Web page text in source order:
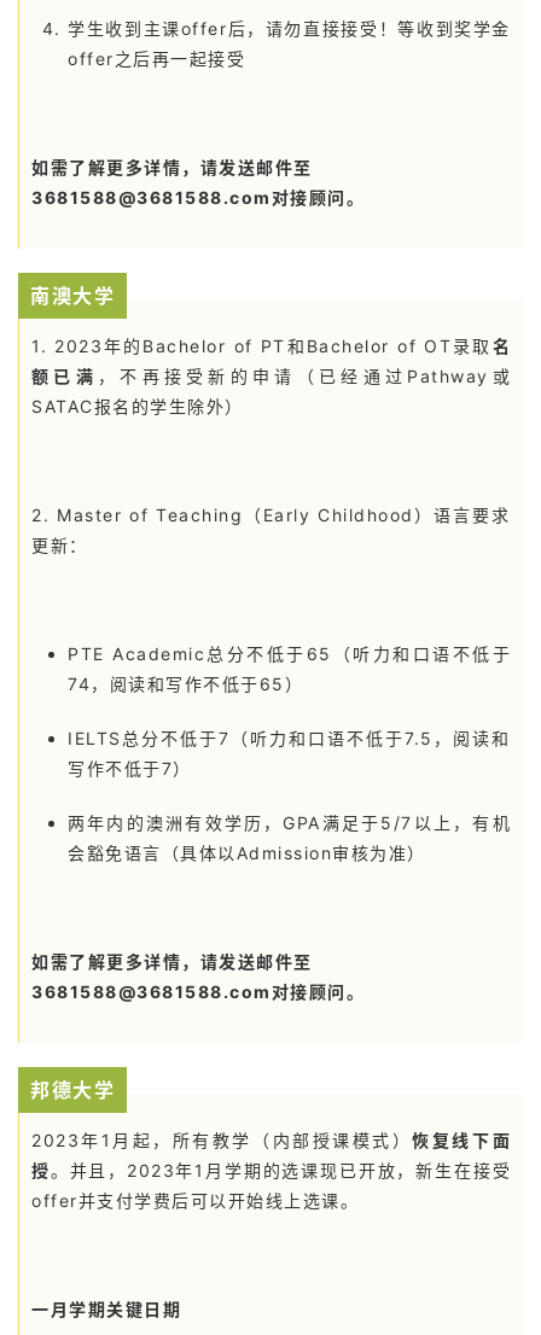
们
能
移
民
投
资
学生收到主课offer后，请勿直接接受！等收到奖学金
offer之后再一起接受
如需了解更多详情，请发送邮件至
3681588@3681588.com对接顾问。
南澳大学
1. 2023年的Bachelor of PT和Bachelor of OT录取 名
额已 满 ，不再接受新的申请（已经通过Pathway或
SATAC报名的学生除外）
2. Master of Teaching（Early Childhood）语言要求
更新：
PTE Academic总分不低于65（听力和口语不低于
74，阅读和写作不低于65）
IELTS总分不低于7（听力和口语不低于7.5，阅读和
写作不低于7）
两年内的澳洲有效学历，GPA满足于5/7以上，有机
会豁免语言（具体以Admission审核为准）
如需了解更多详情，请发送邮件至
3681588@3681588.com对接顾问。
邦德大学
2023年1月起，所有教学（内部授课模式）恢复线下面
授。并且，2023年1月学期的选课现已开放，新生在接受
offer并支付学费后可以开始线上选课。
一月学期关键日期